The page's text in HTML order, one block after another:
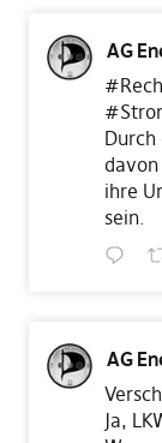
AG
Durch
ihre
sein.
AG
Ja,